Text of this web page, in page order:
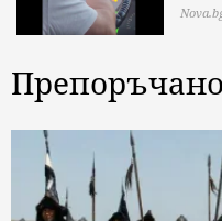
Препоръчано